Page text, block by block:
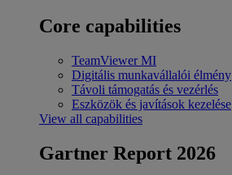
Core capabilities
TeamViewer MI
Digitális munkavállalói élmény
Távoli támogatás és vezérlés
Eszközök és javítások kezelése
View all capabilities
Gartner Report 2026